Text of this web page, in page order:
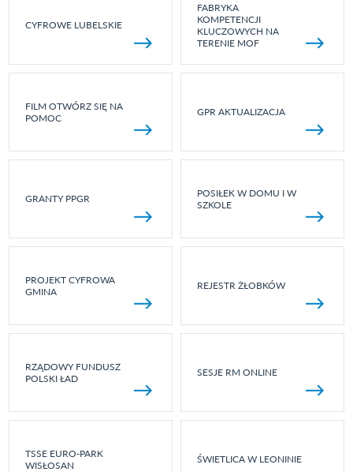
CYFROWE LUBELSKIE
FABRYKA
KOMPETENCJI
KLUCZOWYCH NA
TERENIE MOF
FILM OTWÓRZ SIĘ NA
POMOC
GPR AKTUALIZACJA
GRANTY PPGR
POSIŁEK W DOMU I W
SZKOLE
PROJEKT CYFROWA
GMINA
REJESTR ŻŁOBKÓW
RZĄDOWY FUNDUSZ
POLSKI ŁAD
SESJE RM ONLINE
TSSE EURO-PARK
WISŁOSAN
ŚWIETLICA W LEONINIE